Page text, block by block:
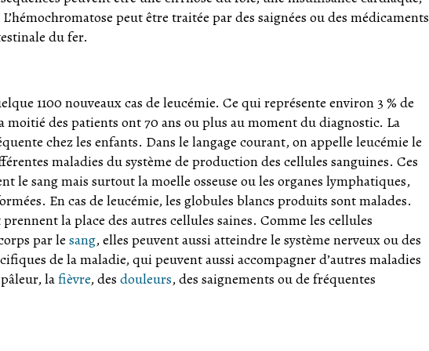
peut être traitée par des saignées ou des médicaments
du fer.
1100 nouveaux cas de leucémie. Ce qui représente environ 3 % de
moitié des patients ont 70 ans ou plus au moment du diagnostic. La
chez les enfants. Dans le langage courant, on appelle leucémie le
maladies du système de production des cellules sanguines. Ces
le sang mais surtout la moelle osseuse ou les organes lymphatiques,
En cas de leucémie, les globules blancs produits sont malades.
la place des autres cellules saines. Comme les cellules
par le sang, elles peuvent aussi atteindre le système nerveux ou des
de la maladie, qui peuvent aussi accompagner d’autres maladies
lafièvre, des douleurs, des saignements ou de fréquentes